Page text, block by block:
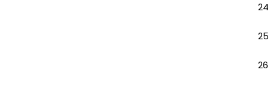
24
25
26